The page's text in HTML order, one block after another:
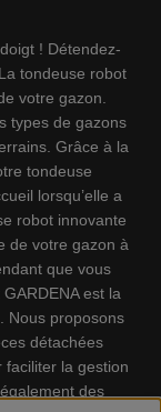
! Détendez-
tondeuse robot
votre gazon.
types de gazons
Grâce à la
tondeuse
lorsqu’elle a
robot innovante
de votre gazon à
que vous
est la
Nous proposons
détachées
faciliter la gestion
des